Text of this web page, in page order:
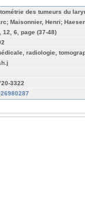
des tumeurs du
Maisonnier, Henri;
12, 6, page (37-48)
radiologie,
3322